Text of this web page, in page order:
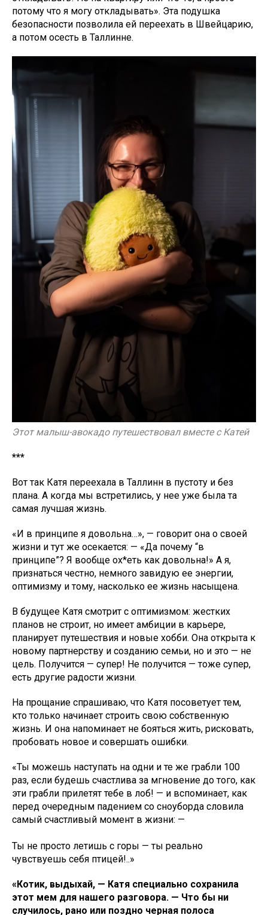
потому что я могу откладывать». Эта подушка
безопасности позволила ей переехать в Швейцарию,
а потом осесть в Таллинне.
Этот малыш-авокадо путешествовал вместе с Катей
***
Вот так Катя переехала в Таллинн в пустоту и без
плана. А когда мы встретились, у нее уже была та
самая лучшая жизнь.
«И в принципе я довольна…», — говорит она о своей
жизни и тут же осекается: — «Да почему “в
принципе”? Я вообще ох*еть как довольна!» А я,
признаться честно, немного завидую ее энергии,
оптимизму и тому, насколько ее жизнь насыщена.
В будущее Катя смотрит с оптимизмом: жестких
планов не строит, но имеет амбиции в карьере,
планирует путешествия и новые хобби. Она открыта к
новому партнерству и созданию семьи, но и это — не
цель. Получится — супер! Не получится — тоже супер,
есть другие радости жизни.
На прощание спрашиваю, что Катя посоветует тем,
кто только начинает строить свою собственную
жизнь. И она напоминает не бояться жить, рисковать,
пробовать новое и совершать ошибки.
«Ты можешь наступать на одни и те же грабли 100
раз, если будешь счастлива за мгновение до того, как
эти грабли прилетят тебе в лоб! — и вспоминает, как
перед очередным падением со сноуборда словила
самый счастливый момент в жизни: —
Ты не просто летишь с горы — ты реально
чувствуешь себя птицей!..»
«Котик, выдыхай, — Катя специально сохранила
этот мем для нашего разговора. — Что бы ни
случилось, рано или поздно черная полоса